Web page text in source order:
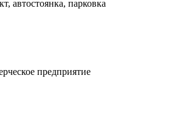
автостоянка, парковка
предприятие